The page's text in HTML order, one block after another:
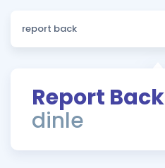
ÖSYM Sınav Takvimi
Kampanyalar
Report Back
dinle